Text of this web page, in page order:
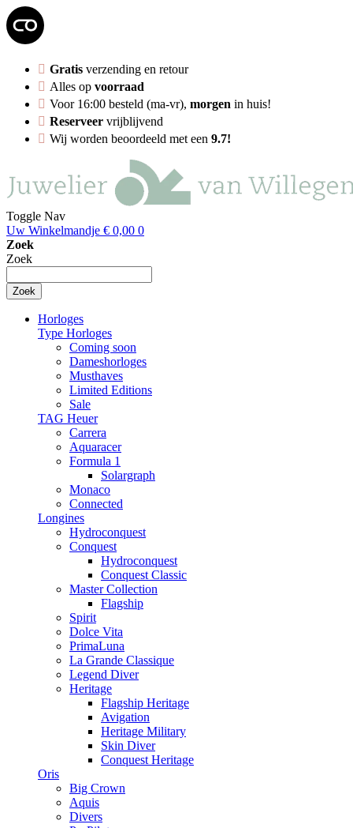
Gratis verzending en retour
Alles op voorraad
Voor 16:00 besteld (ma-vr), morgen in huis!
Reserveer vrijblijvend
Wij worden beoordeeld met een 9.7!
Toggle Nav
Uw Winkelmandje € 0,00 0
Zoek
Zoek
Zoek
Horloges
Type Horloges
Coming soon
Dameshorloges
Musthaves
Limited Editions
Sale
TAG Heuer
Carrera
Aquaracer
Formula 1
Solargraph
Monaco
Connected
Longines
Hydroconquest
Conquest
Hydroconquest
Conquest Classic
Master Collection
Flagship
Spirit
Dolce Vita
PrimaLuna
La Grande Classique
Legend Diver
Heritage
Flagship Heritage
Avigation
Heritage Military
Skin Diver
Conquest Heritage
Oris
Big Crown
Aquis
Divers